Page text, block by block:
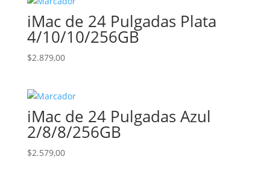
iMac de 24 Pulgadas Plata
4/10/10/256GB
$2.879,00
iMac de 24 Pulgadas Azul
2/8/8/256GB
$2.579,00